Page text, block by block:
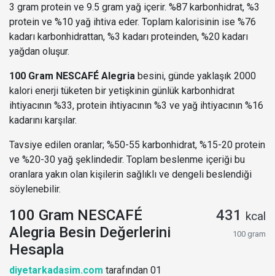
3 gram protein ve 9.5 gram yağ içerir. %87 karbonhidrat, %3
protein ve %10 yağ ihtiva eder. Toplam kalorisinin ise %76
kadarı karbonhidrattan, %3 kadarı proteinden, %20 kadarı
yağdan oluşur.
100 Gram NESCAFÉ Alegria besini, günde yaklaşık 2000
kalori enerji tüketen bir yetişkinin günlük karbonhidrat
ihtiyacının %33, protein ihtiyacının %3 ve yağ ihtiyacının %16
kadarını karşılar.
Tavsiye edilen oranlar; %50-55 karbonhidrat, %15-20 protein
ve %20-30 yağ şeklindedir. Toplam beslenme içeriği bu
oranlara yakın olan kişilerin sağlıklı ve dengeli beslendiği
söylenebilir.
100 Gram NESCAFÉ
Alegria Besin Değerlerini
Hesapla
diyetarkadasim.com tarafından 01
431 kcal
100 gram